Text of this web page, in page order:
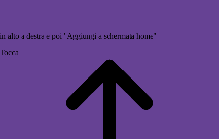
in alto a destra e poi "Aggiungi a schermata home"
Tocca